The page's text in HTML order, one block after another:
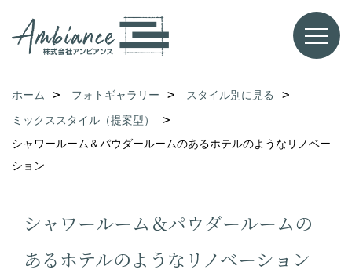
ホーム フォトギャラリー
スタイル別に見る
ミックススタイル（提案型）
シャワールーム＆パウダールームのあるホテルのようなリノベー
ション
シャワールーム＆パウダールームの
あるホテルのようなリノベーション